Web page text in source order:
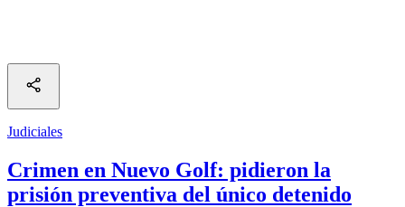
Judiciales
Crimen en Nuevo Golf: pidieron la
prisión preventiva del único detenido